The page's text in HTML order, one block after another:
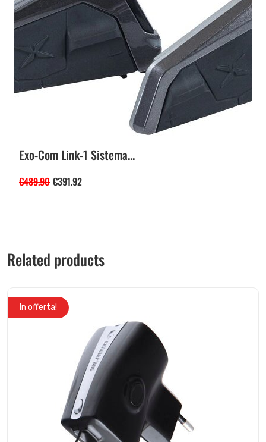
Exo-Com Link-1 Sistema...
€489.90 €391.92
Related products
In offerta!